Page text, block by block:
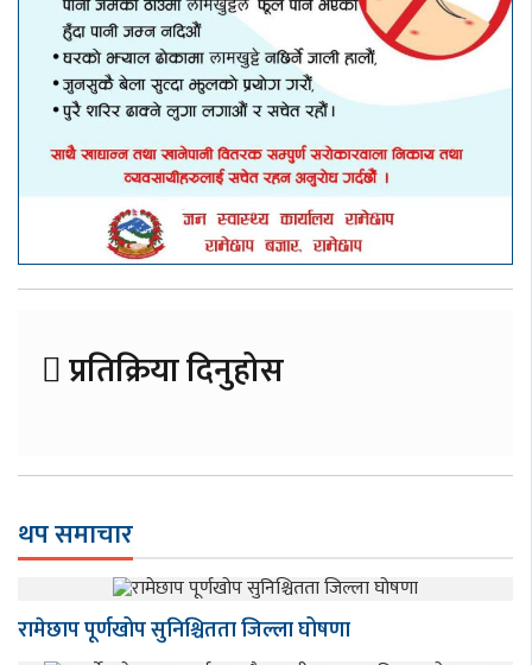
प्रतिक्रिया दिनुहोस
थप समाचार
रामेछाप पूर्णखोप सुनिश्चितता जिल्ला घोषणा